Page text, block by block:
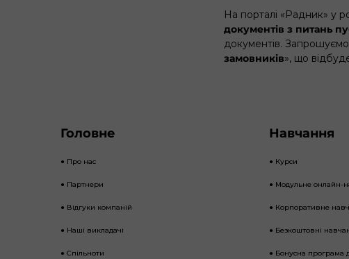
На порталі «Радник» у
документів з питань
документів.
замовників», що
Головне
● Про нас
● Партнери
● Відгуки компаній
● Наші викладачі
● Спільноти
Навчання
● Курси
● Модульне онлайн-
● Корпоративне
● Безкоштовні
● Бонусна програма